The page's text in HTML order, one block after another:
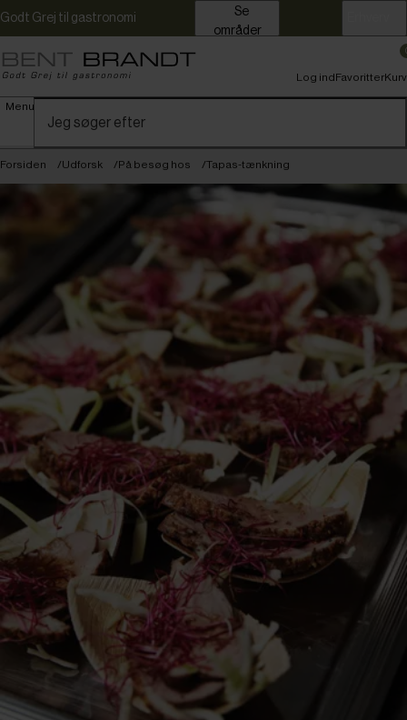
Godt Grej til gastronomi
områder
Menu
Log indFavoritterKurv
Forsiden Udforsk På besøg hos Tapas-tænkning